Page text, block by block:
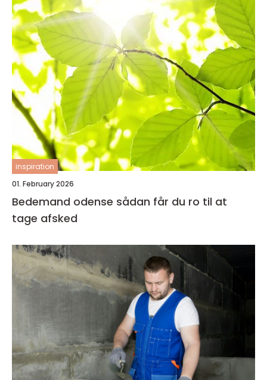
inspiration
01. February 2026
Bedemand odense sådan får du ro til at
tage afsked